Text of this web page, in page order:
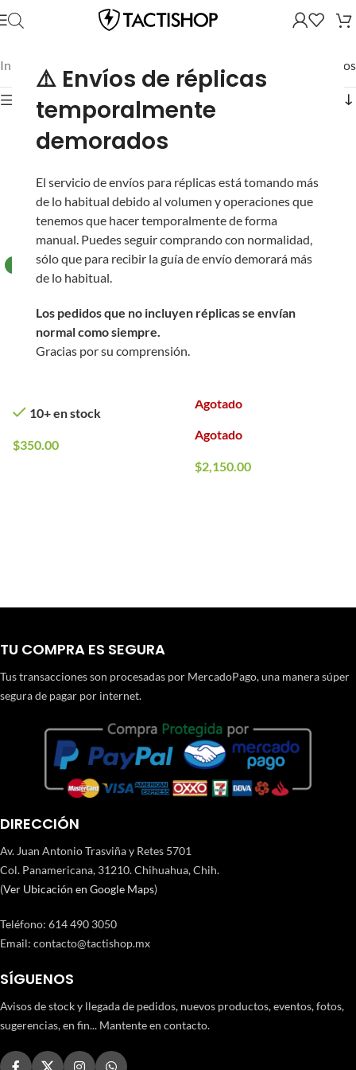
⚠️ Envíos de réplicas
temporalmente
demorados
El servicio de envíos para réplicas está tomando más
de lo habitual debido al volumen y operaciones que
tenemos que hacer temporalmente de forma
manual. Puedes seguir comprando con normalidad,
sólo que para recibir la guía de envío demorará más
de lo habitual.
Los pedidos que no incluyen réplicas se envían
normal como siempre.
Gracias por su comprensión.
Inicio Mostrando los 2 resultados
Mostrar filtros
NUEVO
de Gas VFC para
Cargador de GLOCK
Spartan y Elite Force
10+ en stock
$350.00
Adaptador HPA M4
Agotado
Agotado
$2,150.00
TU COMPRA ES SEGURA
Tus transacciones son procesadas por MercadoPago, una manera súper
segura de pagar por internet.
DIRECCIÓN
Av. Juan Antonio Trasviña y Retes 5701
Col. Panamericana, 31210. Chihuahua, Chih.
(Ver Ubicación en Google Maps)
Teléfono: 614 490 3050
Email: contacto@tactishop.mx
SÍGUENOS
Avisos de stock y llegada de pedidos, nuevos productos, eventos, fotos,
sugerencias, en fin... Mantente en contacto.